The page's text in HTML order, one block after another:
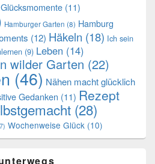
Glücksmomente (11)
Hamburger Garten (8) Hamburg
(12) Häkeln (18) Ich sein
(9) Leben (14)
wilder Garten (22)
(46) Nähen macht glücklich
Gedanken (11) Rezept
(28)
Wochenweise Glück (10)